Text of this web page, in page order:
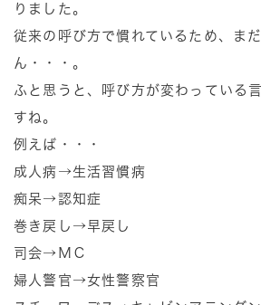
りました。
従来の呼び方で慣れているため、ま
ん・・・。
ふと思うと、呼び方が変わっている
すね。
例えば・・・
成人病→生活習慣病
痴呆→認知症
巻き戻し→早戻し
司会→ＭＣ
婦人警官→女性警察官